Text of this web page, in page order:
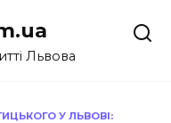
Львова
У ЛЬВОВІ: